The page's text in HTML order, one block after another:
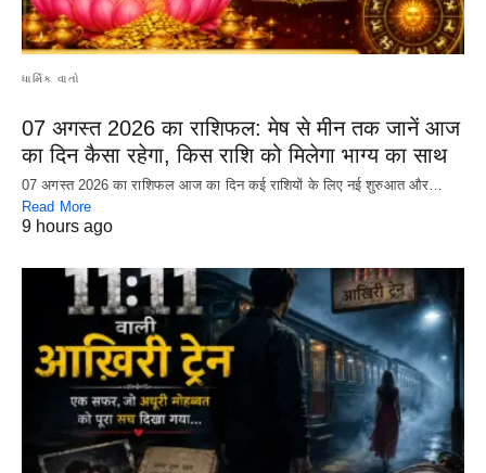
ધાર્મિક વાતો
07 अगस्त 2026 का राशिफल: मेष से मीन तक जानें आज
का दिन कैसा रहेगा, किस राशि को मिलेगा भाग्य का साथ
07 अगस्त 2026 का राशिफल आज का दिन कई राशियों के लिए नई शुरुआत और…
Read More
9 hours ago